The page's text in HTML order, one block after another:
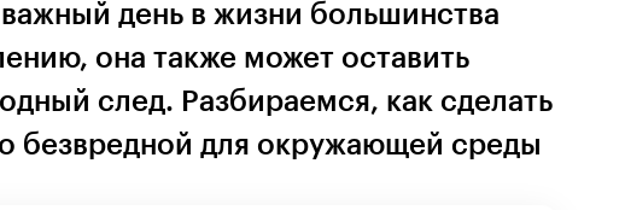
день в жизни большинства
она также может оставить
след. Разбираемся, как сделать
безвредной для окружающей среды